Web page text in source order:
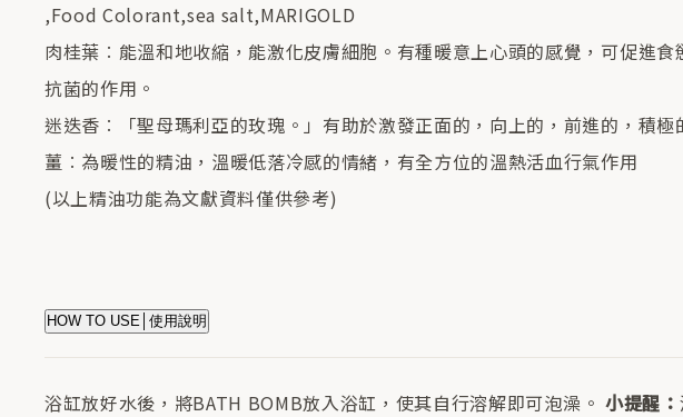
,Food Colorant,sea salt,MARIGOLD
肉桂葉︰能溫和地收縮，能激化皮膚細胞。有種暖意上心頭的感覺，可促進食
抗菌的作用。
迷迭香︰「聖母瑪利亞的玫瑰。」有助於激發正面的，向上的，前進的，積極
薑︰為暖性的精油，溫暖低落冷感的情緒，有全方位的溫熱活血行氣作用
(以上精油功能為文獻資料僅供參考)
HOW TO USE│使用說明
浴缸放好水後，將BATH BOMB放入浴缸，使其自行溶解即可泡澡。 小提醒：